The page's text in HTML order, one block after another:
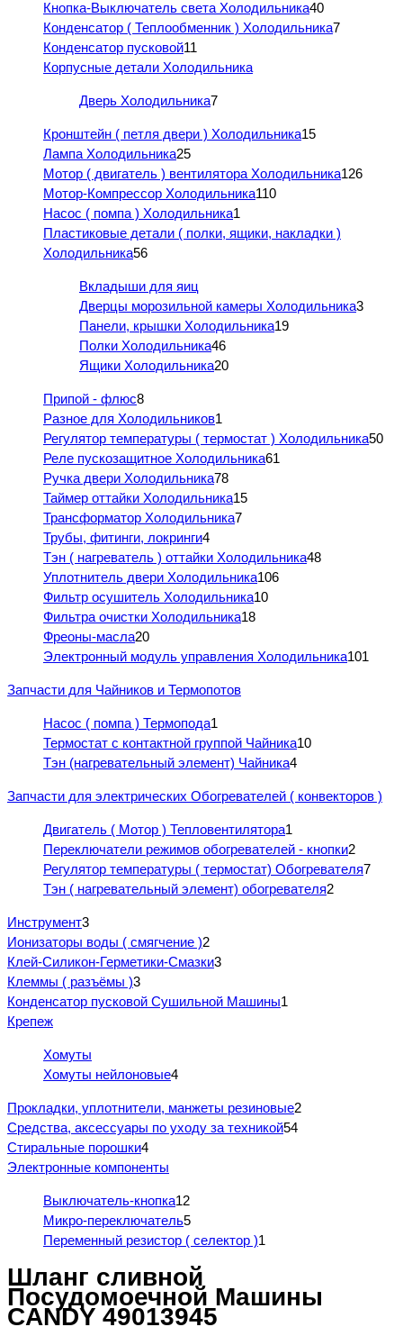
Кнопка-Выключатель света Холодильника40
Конденсатор ( Теплообменник ) Холодильника7
Конденсатор пусковой11
Корпусные детали Холодильника
Дверь Холодильника7
Кронштейн ( петля двери ) Холодильника15
Лампа Холодильника25
Мотор ( двигатель ) вентилятора Холодильника126
Мотор-Компрессор Холодильника110
Насос ( помпа ) Холодильника1
Пластиковые детали ( полки, ящики, накладки )
Холодильника56
Вкладыши для яиц
Дверцы морозильной камеры Холодильника3
Панели, крышки Холодильника19
Полки Холодильника46
Ящики Холодильника20
Припой - флюс8
Разное для Холодильников1
Регулятор температуры ( термостат ) Холодильника50
Реле пускозащитное Холодильника61
Ручка двери Холодильника78
Таймер оттайки Холодильника15
Трансформатор Холодильника7
Трубы, фитинги, локринги4
Тэн ( нагреватель ) оттайки Холодильника48
Уплотнитель двери Холодильника106
Фильтр осушитель Холодильника10
Фильтра очистки Холодильника18
Фреоны-масла20
Электронный модуль управления Холодильника101
Запчасти для Чайников и Термопотов
Насос ( помпа ) Термопода1
Термостат с контактной группой Чайника10
Тэн (нагревательный элемент) Чайника4
Запчасти для электрических Обогревателей ( конвекторов )
Двигатель ( Мотор ) Тепловентилятора1
Переключатели режимов обогревателей - кнопки2
Регулятор температуры ( термостат) Обогревателя7
Тэн ( нагревательный элемент) обогревателя2
Инструмент3
Ионизаторы воды ( смягчение )2
Клей-Силикон-Герметики-Смазки3
Клеммы ( разъёмы )3
Конденсатор пусковой Сушильной Машины1
Крепеж
Хомуты
Хомуты нейлоновые4
Прокладки, уплотнители, манжеты резиновые2
Средства, аксессуары по уходу за техникой54
Стиральные порошки4
Электронные компоненты
Выключатель-кнопка12
Микро-переключатель5
Переменный резистор ( селектор )1
Шланг сливной
Посудомоечной Машины
CANDY 49013945